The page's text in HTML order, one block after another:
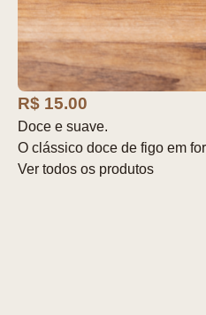
R$ 15.00
Doce e suave.
O clássico doce de figo em
Ver todos os produtos